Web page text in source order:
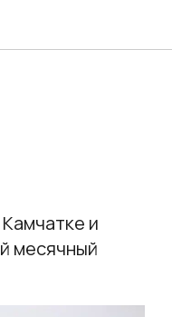
и
месячный